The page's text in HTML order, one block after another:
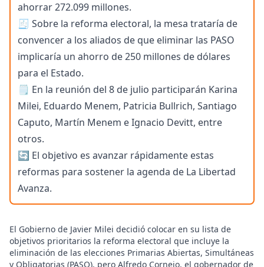
ahorrar 272.099 millones.
🧾 Sobre la reforma electoral, la mesa trataría de
convencer a los aliados de que eliminar las PASO
implicaría un ahorro de 250 millones de dólares
para el Estado.
🗒️ En la reunión del 8 de julio participarán Karina
Milei, Eduardo Menem, Patricia Bullrich, Santiago
Caputo, Martín Menem e Ignacio Devitt, entre
otros.
🔄 El objetivo es avanzar rápidamente estas
reformas para sostener la agenda de La Libertad
Avanza.
El Gobierno de Javier Milei decidió colocar en su lista de
objetivos prioritarios la reforma electoral que incluye la
eliminación de las elecciones Primarias Abiertas, Simultáneas
y Obligatorias (PASO), pero Alfredo Cornejo, el gobernador de